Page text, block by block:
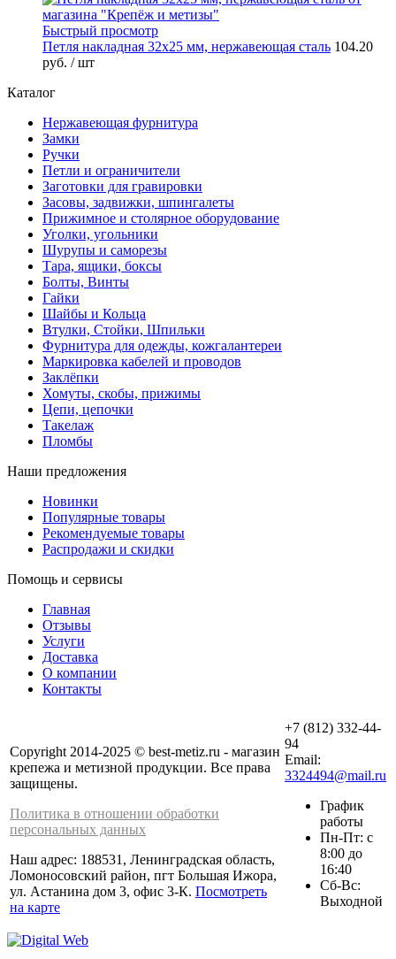
Быстрый просмотр
Петля накладная 32х25 мм, нержавеющая сталь 104.20
руб. / шт
Каталог
Нержавеющая фурнитура
Замки
Ручки
Петли и ограничители
Заготовки для гравировки
Засовы, задвижки, шпингалеты
Прижимное и столярное оборудование
Уголки, угольники
Шурупы и саморезы
Тара, ящики, боксы
Болты, Винты
Гайки
Шайбы и Кольца
Втулки, Стойки, Шпильки
Фурнитура для одежды, кожгалантереи
Маркировка кабелей и проводов
Заклёпки
Хомуты, скобы, прижимы
Цепи, цепочки
Такелаж
Пломбы
Наши предложения
Новинки
Популярные товары
Рекомендуемые товары
Распродажи и скидки
Помощь и сервисы
Главная
Отзывы
Услуги
Доставка
О компании
Контакты
Copyright 2014-2025 © best-metiz.ru - магазин
крепежа и метизной продукции. Все права
защищены.
Политика в отношении обработки
персональных данных
Наш адрес: 188531, Ленинградская область,
Ломоносовский район, пгт Большая Ижора,
ул. Астанина дом 3, офис 3-К. Посмотреть
на карте
+7 (812) 332-44-
94
Email:
3324494@mail.ru
График
работы
Пн-Пт: с
8:00 до
16:40
Сб-Вс:
Выходной